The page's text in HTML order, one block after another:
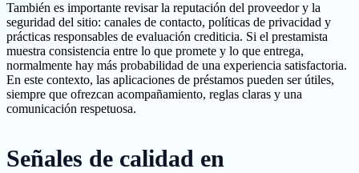
También es importante revisar la reputación del proveedor y la
seguridad del sitio: canales de contacto, políticas de privacidad y
prácticas responsables de evaluación crediticia. Si el prestamista
muestra consistencia entre lo que promete y lo que entrega,
normalmente hay más probabilidad de una experiencia satisfactoria.
En este contexto, las aplicaciones de préstamos pueden ser útiles,
siempre que ofrezcan acompañamiento, reglas claras y una
comunicación respetuosa.
Señales de calidad en